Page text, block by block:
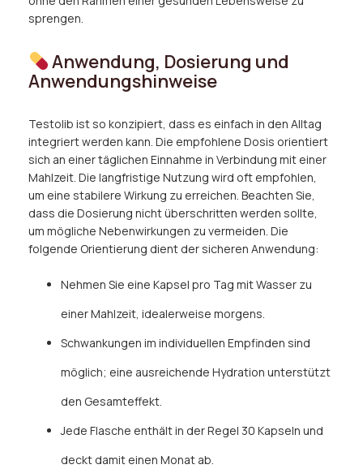
sprengen.
Anwendung, Dosierung und
Anwendungshinweise
Testolib ist so konzipiert, dass es einfach in den Alltag
integriert werden kann. Die empfohlene Dosis orientiert
sich an einer täglichen Einnahme in Verbindung mit einer
Mahlzeit. Die langfristige Nutzung wird oft empfohlen,
um eine stabilere Wirkung zu erreichen. Beachten Sie,
dass die Dosierung nicht überschritten werden sollte,
um mögliche Nebenwirkungen zu vermeiden. Die
folgende Orientierung dient der sicheren Anwendung:
Nehmen Sie eine Kapsel pro Tag mit Wasser zu
einer Mahlzeit, idealerweise morgens.
Schwankungen im individuellen Empfinden sind
möglich; eine ausreichende Hydration unterstützt
den Gesamteffekt.
Jede Flasche enthält in der Regel 30 Kapseln und
deckt damit einen Monat ab.